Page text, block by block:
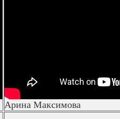
Арина Максимова